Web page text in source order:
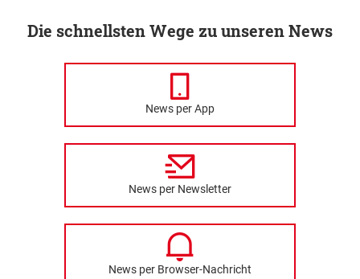
Die schnellsten Wege zu unseren News
News per App
News per Newsletter
News per Browser-Nachricht